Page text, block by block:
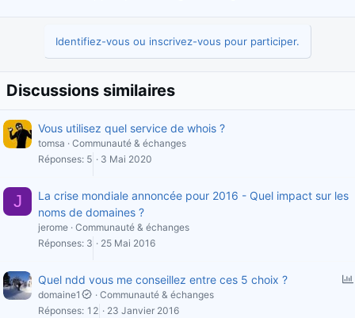
Identifiez-vous ou inscrivez-vous pour participer.
Discussions similaires
Vous utilisez quel service de whois ?
tomsa
Communauté & échanges
Réponses 5 3 Mai 2020
J
La crise mondiale annoncée pour 2016 - Quel impact sur les
noms de domaines ?
jerome Communauté & échanges
Réponses 3 25 Mai 2016
Quel ndd vous me conseillez entre ces 5 choix ?
domaine1
Communauté & échanges
Réponses 12 23 Janvier 2016